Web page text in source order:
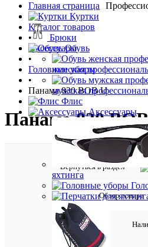
Куртки
Брюки
Обувь
женская
мужская
Флис
Аксессуары
яхтинга
Главная страница
•
Каталог товаров
•
Аксессуары
•
Головные уборы
•
Панама 830 BOB U
Панама 830
Вернуться в раздел
Обзор товара